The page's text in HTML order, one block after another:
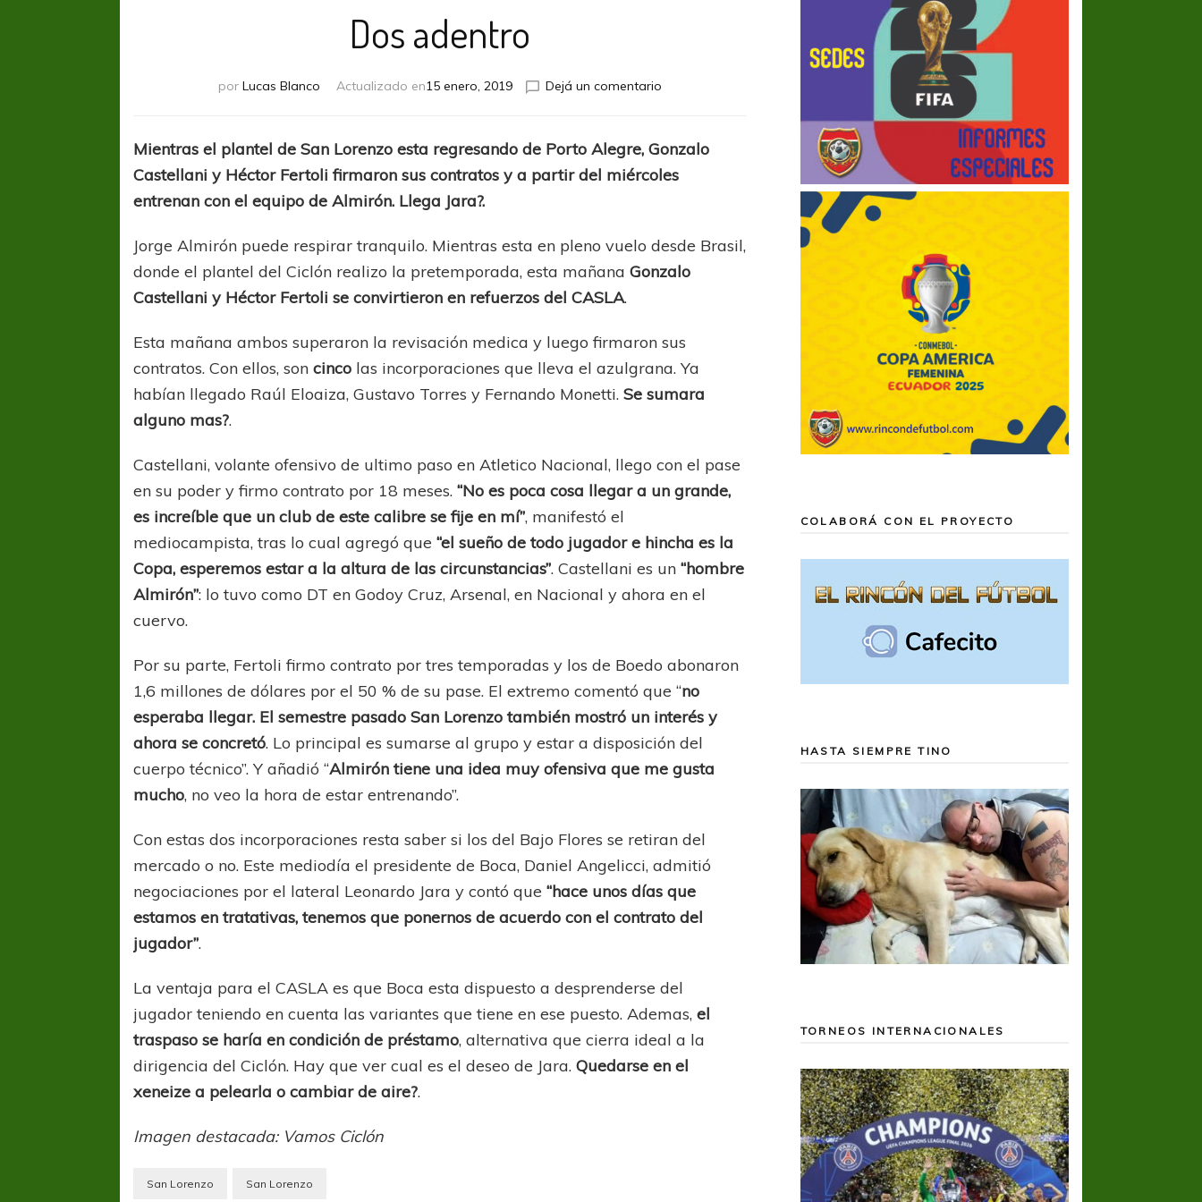
Dos adentro
por Lucas Blanco Actualizado en15 enero, 2019 Dejá un comentario
Mientras el plantel de San Lorenzo esta regresando de Porto Alegre, Gonzalo
Castellani y Héctor Fertoli firmaron sus contratos y a partir del miércoles
entrenan con el equipo de Almirón. Llega Jara?.
Jorge Almirón puede respirar tranquilo. Mientras esta en pleno vuelo desde Brasil,
donde el plantel del Ciclón realizo la pretemporada, esta mañanaGonzalo
Castellani y Héctor Fertoli se convirtieron en refuerzos del CASLA.
Esta mañana ambos superaron la revisación medica y luego firmaron sus
contratos. Con ellos, soncinco las incorporaciones que lleva el azulgrana. Ya
habían llegado Raúl Eloaiza, Gustavo Torres y Fernando Monetti. Se sumara
alguno mas?.
Castellani, volante ofensivo de ultimo paso en Atletico Nacional, llego con el pase
en su poder y firmo contrato por 18 meses. “No es poca cosa llegar a un grande,
es increíble que un club de este calibre se fije en mí”, manifestó el
mediocampista, tras lo cual agregó que “el sueño de todo jugador e hincha es la
Copa, esperemos estar a la altura de las circunstancias”. Castellani es un“hombre
Almirón”: lo tuvo como DT en Godoy Cruz, Arsenal, en Nacional y ahora en el
cuervo.
Por su parte, Fertoli firmo contrato por tres temporadas y los de Boedo abonaron
1,6 millones de dólares por el 50 % de su pase. El extremo comentó que “no
esperaba llegar. El semestre pasado San Lorenzo también mostró un interés y
ahora se concretó. Lo principal es sumarse al grupo y estar a disposición del
cuerpo técnico”. Y añadió “Almirón tiene una idea muy ofensiva que me gusta
mucho, no veo la hora de estar entrenando”.
Con estas dos incorporaciones resta saber si los del Bajo Flores se retiran del
mercado o no. Este mediodía el presidente de Boca, Daniel Angelicci, admitió
negociaciones por el lateral Leonardo Jara y contó que “hace unos días que
estamos en tratativas, tenemos que ponernos de acuerdo con el contrato del
jugador”.
La ventaja para el CASLA es que Boca esta dispuesto a desprenderse del
jugador teniendo en cuenta las variantes que tiene en ese puesto. Ademas,el
traspaso se haría en condición de préstamo, alternativa que cierra ideal a la
dirigencia del Ciclón. Hay que ver cual es el deseo de Jara.Quedarse en el
xeneize a pelearla o cambiar de aire?.
Imagen destacada: Vamos Ciclón
San Lorenzo San Lorenzo
COLABORÁ CON EL PROYECTO
HASTA SIEMPRE TINO
TORNEOS INTERNACIONALES